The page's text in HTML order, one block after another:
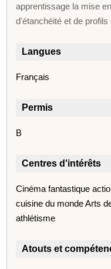
apprentissage la mise
d'étanchéité et de
Langues
Français
Permis
B
Centres d'intérêts
Cinéma fantastique
cuisine du monde Arts
athlétisme
Atouts et